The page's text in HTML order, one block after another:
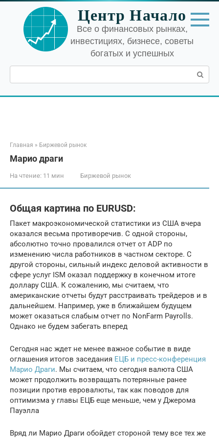
Перейти
контенту
Центр Начало
Все о финансовых рынках,
инвестициях, бизнесе, советы
богатых и успешных
Поиск:
Главная » Биржевой рынок
Марио драги
На чтение: 11 мин Биржевой рынок
Общая картина по EURUSD:
Пакет макроэкономической статистики из США вчера
оказался весьма противоречив. С одной стороны,
абсолютно точно провалился отчет от ADP по
изменению числа работников в частном секторе. С
другой стороны, сильный индекс деловой активности в
сфере услуг ISM оказал поддержку в конечном итоге
доллару США. К сожалению, мы считаем, что
американские отчеты будут расстраивать трейдеров и в
дальнейшем. Например, уже в ближайшем будущем
может оказаться слабым отчет по NonFarm Payrolls.
Однако не будем забегать вперед
Сегодня нас ждет не менее важное событие в виде
оглашения итогов заседания ЕЦБ и пресс-конференция
Марио Драги. Мы считаем, что сегодня валюта США
может продолжить возвращать потерянные ранее
позиции против евровалюты, так как поводов для
оптимизма у главы ЕЦБ еще меньше, чем у Джерома
Пауэлла
Вряд ли Марио Драги обойдет стороной тему все тех же